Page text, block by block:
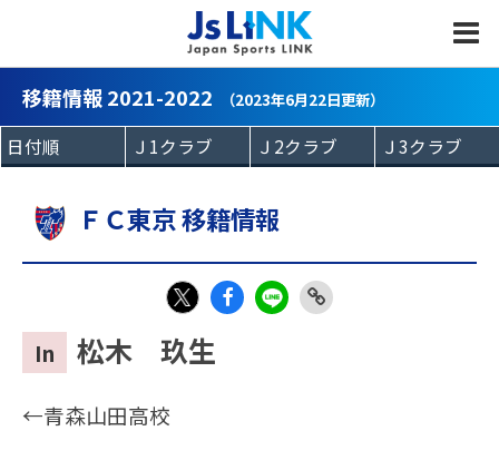
移籍情報 2021-2022 （2023年6月22日更新）
ＦＣ東京 移籍情報
X
In 松木 玖生
←青森山田高校